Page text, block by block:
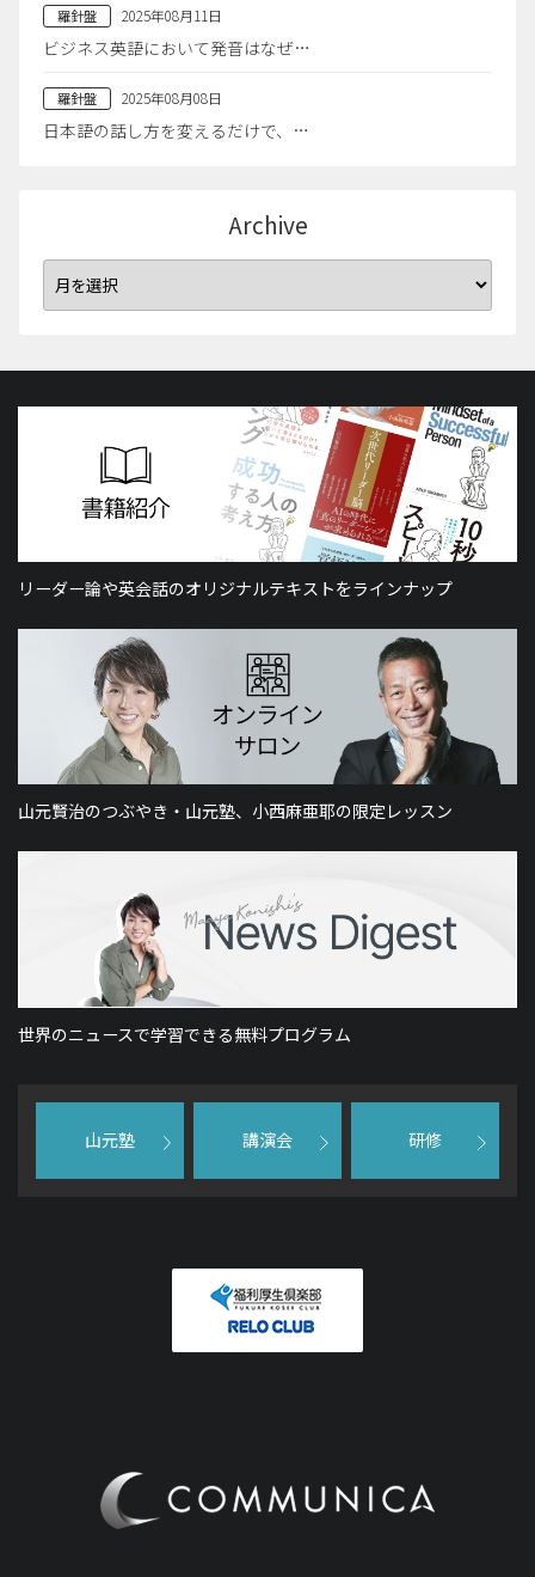
羅針盤 2025年08月11日
ビジネス英語において発音はなぜ…
羅針盤 2025年08月08日
日本語の話し方を変えるだけで、…
Archive
リーダー論や英会話のオリジナルテキストをラインナップ
山元賢治のつぶやき・山元塾、小西麻亜耶の限定レッスン
世界のニュースで学習できる無料プログラム
山元塾 講演会 研修